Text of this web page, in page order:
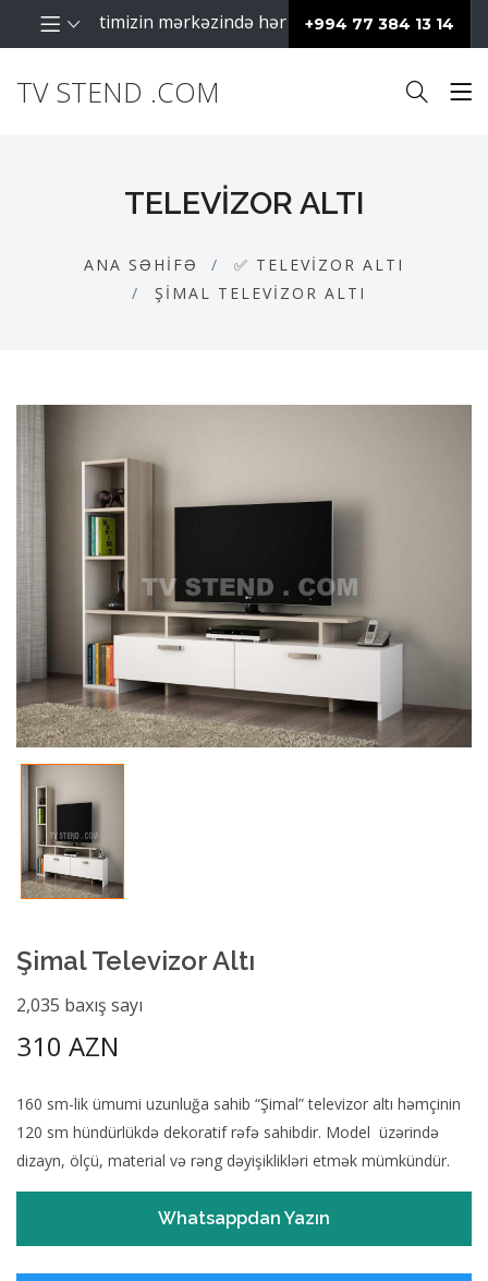
fəaliyyətimizin mərkəzində hər zaman müştərilərimiz
+994 77 384 13 14
TV STEND .COM
TELEVIZOR ALTI
ANA SƏHIFƏ
✅ TELEVIZOR ALTI
ŞIMAL TELEVIZOR ALTI
Şimal Televizor Altı
2,035 baxış sayı
310 AZN
160 sm-lik ümumi uzunluğa sahib “Şimal” televizor altı həmçinin
120 sm hündürlükdə dekoratif rəfə sahibdir. Model üzərində
dizayn, ölçü, material və rəng dəyişiklikləri etmək mümkündür.
Whatsappdan Yazın